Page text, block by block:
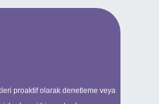
proaktif olarak denetleme veya